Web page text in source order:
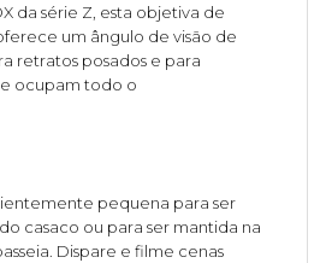
da série Z, esta objetiva de
um ângulo de visão de
retratos posados e para
ocupam todo o
pequena para ser
casaco ou para ser mantida na
Dispare e filme cenas